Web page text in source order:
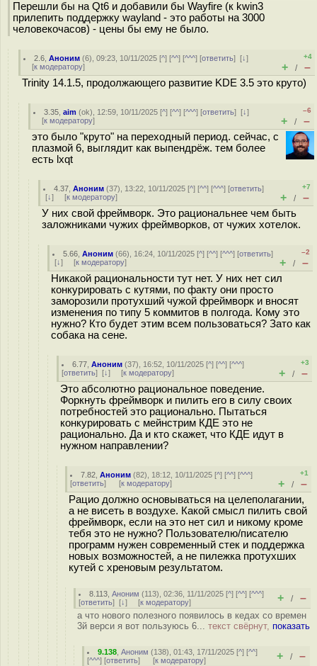
Перешли бы на Qt6 и добавили бы Wayfire (к kwin3
прилепить поддержку wayland - это работы на 3000
человекочасов) - цены бы ему не было.
2.6 ,Аноним (6), 09:23, 10/11/2025 [^] [^^] [^^^] [ответить][↓]
[к модератору]
+4
+ / –
Trinity 14.1.5, продолжающего развитие KDE 3.5 это круто)
3.35 ,aim (ok), 12:59, 10/11/2025 [^] [^^] [^^^] [ответить][↓]
[к модератору]
–6
+ / –
это было "круто" на переходный период. сейчас, с
плазмой 6, выглядит как выпендрёж. тем более
есть lxqt
4.37 ,Аноним (37), 13:22, 10/11/2025 [^] [^^] [^^^] [ответить]
[↓] [к модератору]
+7
+ / –
У них свой фреймворк. Это рациональнее чем быть
заложниками чужих фреймворков, от чужих хотелок.
5.66 ,Аноним (66), 16:24, 10/11/2025 [^] [^^] [^^^] [ответить]
[↓] [к модератору]
–2
+ / –
Никакой рациональности тут нет. У них нет сил
конкурировать с кутями, по факту они просто
заморозили протухший чужой фреймворк и вносят
изменения по типу 5 коммитов в полгода. Кому это
нужно? Кто будет этим всем пользоваться? Зато как
собака на сене.
6.77 ,Аноним (37), 16:52, 10/11/2025 [^] [^^] [^^^]
[ответить] [↓] [к модератору]
+3
+ / –
Это абсолютно рациональное поведение.
Форкнуть фреймворк и пилить его в силу своих
потребностей это рационально. Пытаться
конкурировать с мейнстрим КДЕ это не
рационально. Да и кто скажет, что КДЕ идут в
нужном направлении?
7.82 ,Аноним (82), 18:12, 10/11/2025 [^] [^^] [^^^]
[ответить] [к модератору]
+1
+ / –
Рацио должно основываться на целеполагании,
а не висеть в воздухе. Какой смысл пилить свой
фреймворк, если на это нет сил и никому кроме
тебя это не нужно? Пользователю/писателю
программ нужен современный стек и поддержка
новых возможностей, а не пилежка протухших
кутей с хреновым результатом.
8.113 ,Аноним (113), 02:36, 11/11/2025 [^] [^^] [^^^]
[ответить] [↓] [к модератору] + / –
а что нового полезного появилось в кедах со времен
3й верси я вот пользуюсь 6... текст свёрнут, показать
9.138 ,Аноним (138), 01:43, 17/11/2025 [^] [^^]
[^^^] [ответить] [к модератору] + / –